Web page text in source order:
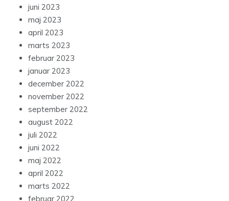
juni 2023
maj 2023
april 2023
marts 2023
februar 2023
januar 2023
december 2022
november 2022
september 2022
august 2022
juli 2022
juni 2022
maj 2022
april 2022
marts 2022
februar 2022